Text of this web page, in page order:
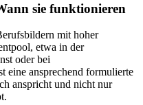
sie funktionieren
mit hoher
etwa in der
oder bei
eine ansprechend formulierte
anspricht und nicht nur